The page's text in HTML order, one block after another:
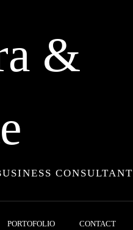
&
CONSULTANT
PORTOFOLIO CONTACT